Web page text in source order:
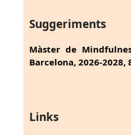
Suggeriments
Màster de
Barcelona, 2026-2028,
Links